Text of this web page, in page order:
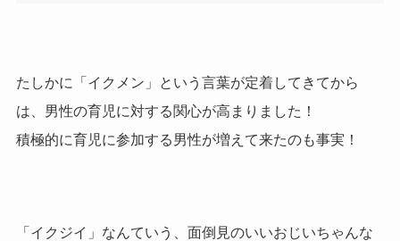
たしかに「イクメン」という言葉が定着してきてから
は、男性の育児に対する関心が高まりました！
積極的に育児に参加する男性が増えて来たのも事実！
「イクジイ」なんていう、面倒見のいいおじいちゃんな